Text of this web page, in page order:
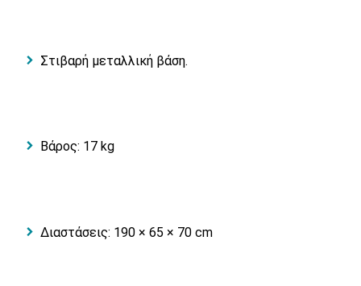
Στιβαρή μεταλλική βάση.
Βάρος: 17 kg
Διαστάσεις: 190 × 65 × 70 cm